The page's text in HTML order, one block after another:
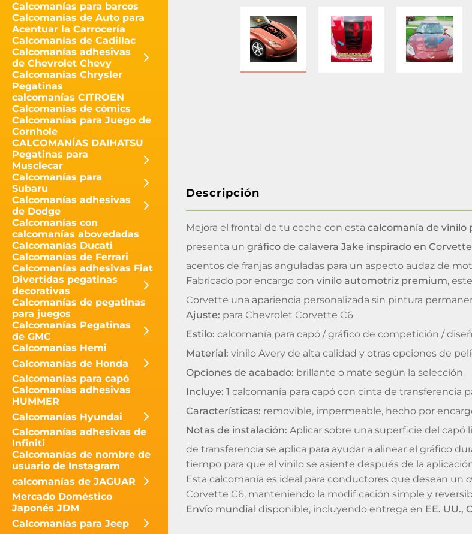
Calcomanías para barcos
Calcomanías de Auto para
Acentuar la Carrocería
Calcomanías de Cadillac
Calcomanías adhesivas
de Chevrolet Chevy
Calcomanías Chrysler
Pegatinas
calcomanías CITROEN
Calcomanías de cómics
Calcomanías para Juego de
Cornhole
CALCOMANÍAS DAIHATSU
Pegatinas para
Musclecar
Calcomanías para
Subaru
Calcomanías adhesivas
de Dodge
Calcomanías con
calcomanías abovedadas
Calcomanías Ducati
Calcomanías de Ferrari
Calcomanías adhesivas Fiat
Divertidas pegatinas
decorativas
Calcomanías de pegatinas
para juegos
Calcomanías Pegatinas
de GMC
Calcomanías Hemi
Calcomanías de Honda
Calcomanías para capó
Calcomanías adhesivas
HUMMER
Calcomanías Hyundai
Calcomanías adhesivas de
Infiniti
Calcomanías de nombre de
usuario de Instagram
calcomanías de JAGUAR
Mercado Doméstico
Japonés JDM
Calcomanías para Jeep
Descripción
Mejora el frontal de tu coche con esta calcomanía de vinilo
presenta un gráfico de calavera Jake inspirado en
acentos de franjas anguladas para un aspecto audaz de
Fabricado por encargo con vinilo automotriz premium,
Corvette una apariencia personalizada sin pintura
Ajuste: para Chevrolet Corvette C6
Estilo: calcomanía para capó / gráfico de competición /
Material: vinilo Avery de alta calidad y otras opciones de
Opciones de acabado: brillante o mate según la selección
Incluye: 1 calcomanía para capó con cinta de transferencia
Características: removible, impermeable, hecho por
Notas de instalación: Aplicar sobre una superficie del capó
de transferencia se aplica para ayudar a alinear el gráfico
tiempo para que el vinilo se asiente después de la
Esta calcomanía es ideal para conductores que desean un
Corvette C6, manteniendo la modificación simple y
Envío mundial disponible, incluyendo entrega en EE. UU.,